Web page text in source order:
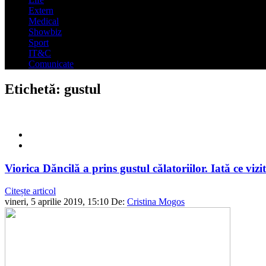
Extern
Medical
Showbiz
Sport
IT&C
Comunicate
Etichetă: gustul
Viorica Dăncilă a prins gustul călatoriilor. Iată ce
Citește articol
vineri, 5 aprilie 2019, 15:10 De: Cristina Mogos